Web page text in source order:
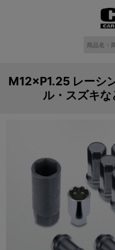
M12×P1.25 レーシ
ル・スズキ